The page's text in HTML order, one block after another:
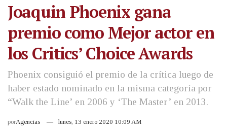
Joaquin Phoenix gana
premio como Mejor actor en
los Critics’ Choice Awards
Phoenix consiguió el premio de la crítica luego de
haber estado nominado en la misma categoría por
“Walk the Line’ en 2006 y ‘The Master’ en 2013.
porAgencias lunes, 13 enero 2020 10:09 AM